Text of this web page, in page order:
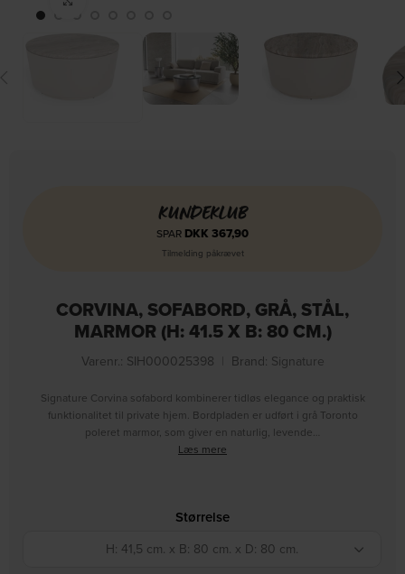
KUNDEKLUB
SPAR DKK 367,90
Tilmelding påkrævet
CORVINA, SOFABORD, GRÅ, STÅL,
MARMOR (H: 41.5 X B: 80 CM.)
Varenr.: SIH000025398 Brand: Signature
Signature Corvina sofabord kombinerer tidløs elegance og praktisk
funktionalitet til private hjem. Bordpladen er udført i grå Toronto
poleret marmor, som giver en naturlig, levende…
Læs mere
Størrelse
H: 41,5 cm. x B: 80 cm. x D: 80 cm.